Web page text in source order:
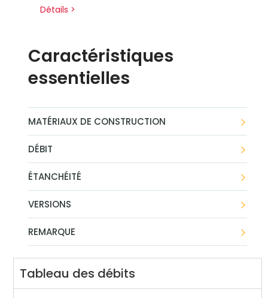
Détails >
Caractéristiques
essentielles
MATÉRIAUX DE CONSTRUCTION
DÉBIT
ÉTANCHÉITÉ
VERSIONS
REMARQUE
Tableau des débits